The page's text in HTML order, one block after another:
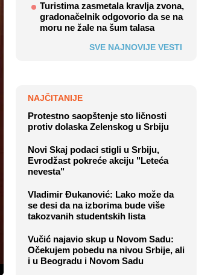
Turistima zasmetala kravlja zvona,
gradonačelnik odgovorio da se na
moru ne žale na šum talasa
SVE NAJNOVIJE VESTI
NAJČITANIJE
Protestno saopštenje sto ličnosti
protiv dolaska Zelenskog u Srbiju
Novi Skaj podaci stigli u Srbiju,
Evrodžast pokreće akciju "Leteća
nevesta"
Vladimir Đukanović: Lako može da
se desi da na izborima bude više
takozvanih studentskih lista
Vučić najavio skup u Novom Sadu:
Očekujem pobedu na nivou Srbije, ali
i u Beogradu i Novom Sadu